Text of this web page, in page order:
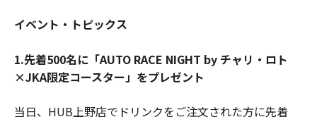
イベント・トピックス
1.先着500名に「AUTO RACE NIGHT by チャリ・ロト
×JKA限定コースター」をプレゼント
当日、HUB上野店でドリンクをご注文された方に先着